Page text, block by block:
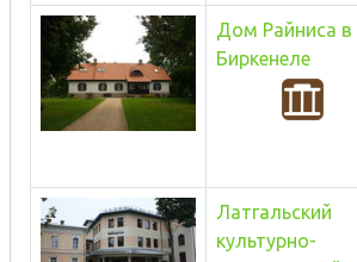
Дом Райниса в
Биркенеле
Латгальский
культурно-